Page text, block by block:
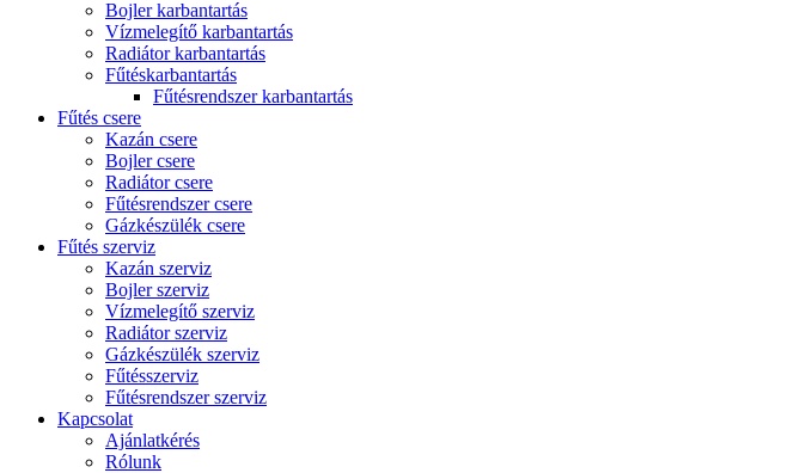
Bojler karbantartás
Vízmelegítő karbantartás
Radiátor karbantartás
Fűtéskarbantartás
Fűtésrendszer karbantartás
Fűtés csere
Kazán csere
Bojler csere
Radiátor csere
Fűtésrendszer csere
Gázkészülék csere
Fűtés szerviz
Kazán szerviz
Bojler szerviz
Vízmelegítő szerviz
Radiátor szerviz
Gázkészülék szerviz
Fűtésszerviz
Fűtésrendszer szerviz
Kapcsolat
Ajánlatkérés
Rólunk